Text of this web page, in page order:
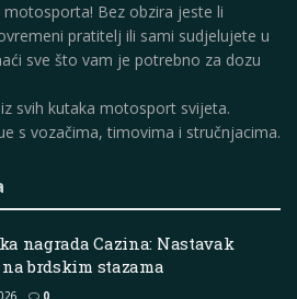
Bez obzira jeste li
pratitelj ili sami sudjelujete u
sve što vam je potrebno za dozu
svih kutaka motosport svijeta.
s vozačima, timovima i stručnjacima.
nagrada Cazina: Nastavak
na brdskim stazama